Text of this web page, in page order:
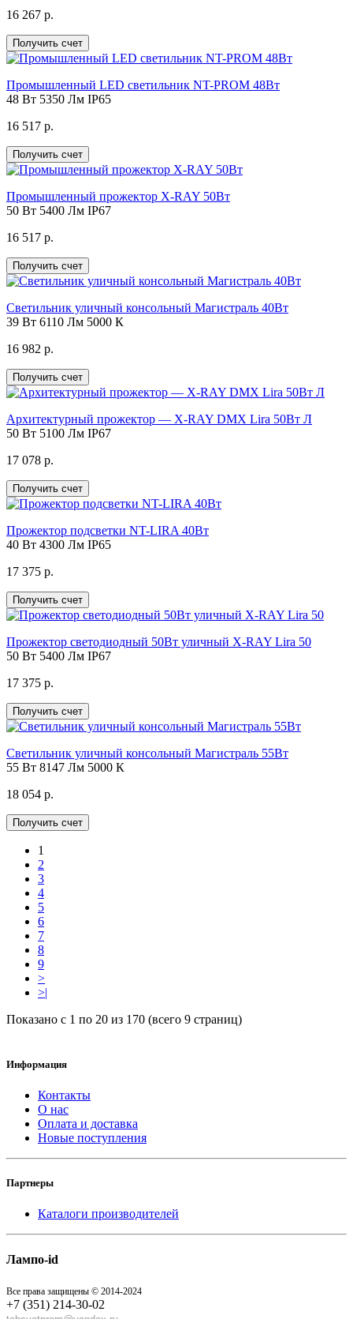
16 267 р.
Получить счет
Промышленный LED светильник NT-PROM 48Вт
48 Вт 5350 Лм IP65
16 517 р.
Получить счет
Промышленный прожектор X-RAY 50Вт
50 Вт 5400 Лм IP67
16 517 р.
Получить счет
Светильник уличный консольный Магистраль 40Вт
39 Вт 6110 Лм 5000 К
16 982 р.
Получить счет
Архитектурный прожектор — X-RAY DMX Lira 50Вт Л
50 Вт 5100 Лм IP67
17 078 р.
Получить счет
Прожектор подсветки NT-LIRA 40Вт
40 Вт 4300 Лм IP65
17 375 р.
Получить счет
Прожектор светодиодный 50Вт уличный X-RAY Lira 50
50 Вт 5400 Лм IP67
17 375 р.
Получить счет
Светильник уличный консольный Магистраль 55Вт
55 Вт 8147 Лм 5000 К
18 054 р.
Получить счет
1
2
3
4
5
6
7
8
9
>
>|
Показано с 1 по 20 из 170 (всего 9 страниц)
Информация
Контакты
О нас
Оплата и доставка
Новые поступления
Партнеры
Каталоги производителей
Лампо-id
Все права защищены © 2014-2024
+7 (351) 214-30-02